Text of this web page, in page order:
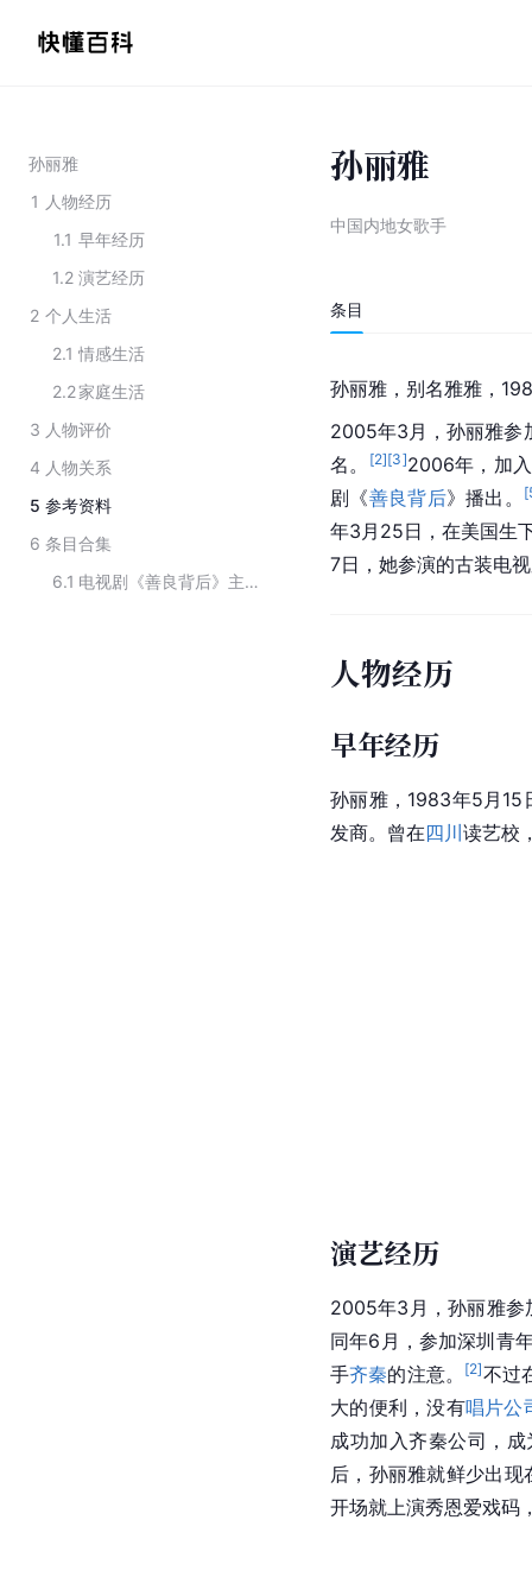
孙丽雅
1 人物经历
1.1 早年经历
1.2 演艺经历
2 个人生活
2.1 情感生活
2.2家庭生活
3 人物评价
4 人物关系
5 参考资料
6 条目合集
6.1
电视剧《善良背后》主要演员
孙丽雅
中国内地女歌手
条目
孙丽雅，别名雅雅，
2005年3月，孙丽雅参
名。
[2][3]2006年，加
剧《善良背后》播出。 [
年3月25日，在美国生
7日，她参演的古装电
人物经历
早年经历
孙丽雅，1983年5月15
发商。曾在四川读艺校
演艺经历
2005年3月，孙丽雅参
同年6月，参加深圳青
手齐秦的注意。 [2]不过
大的便利，没有唱片公
成功加入齐秦公司，成
后，孙丽雅就鲜少出
开场就上演秀恩爱戏码